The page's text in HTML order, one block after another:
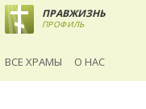
ПРАВЖИЗНЬ
ПРОФИЛЬ
ВСЕ ХРАМЫ О НАС